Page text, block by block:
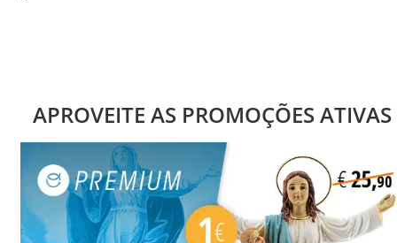
APROVEITE AS PROMOÇÕES ATIVAS